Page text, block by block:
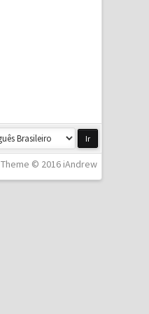
Theme © 2016 iAndrew